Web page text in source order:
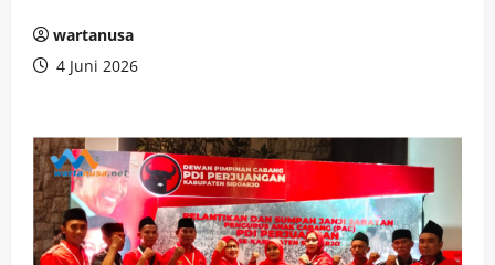
wartanusa
4 Juni 2026